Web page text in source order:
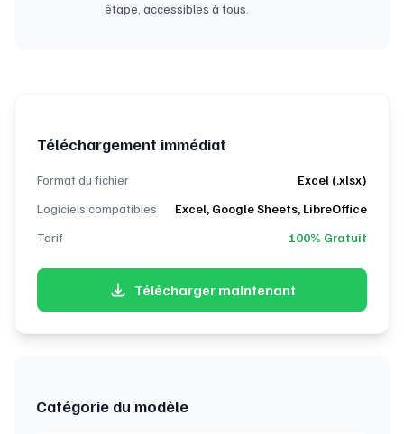
étape, accessibles à tous.
Téléchargement immédiat
Format du fichier
Excel (.xlsx)
Logiciels compatibles
Excel, Google Sheets, LibreOffice
Tarif
100% Gratuit
Télécharger maintenant
Catégorie du modèle